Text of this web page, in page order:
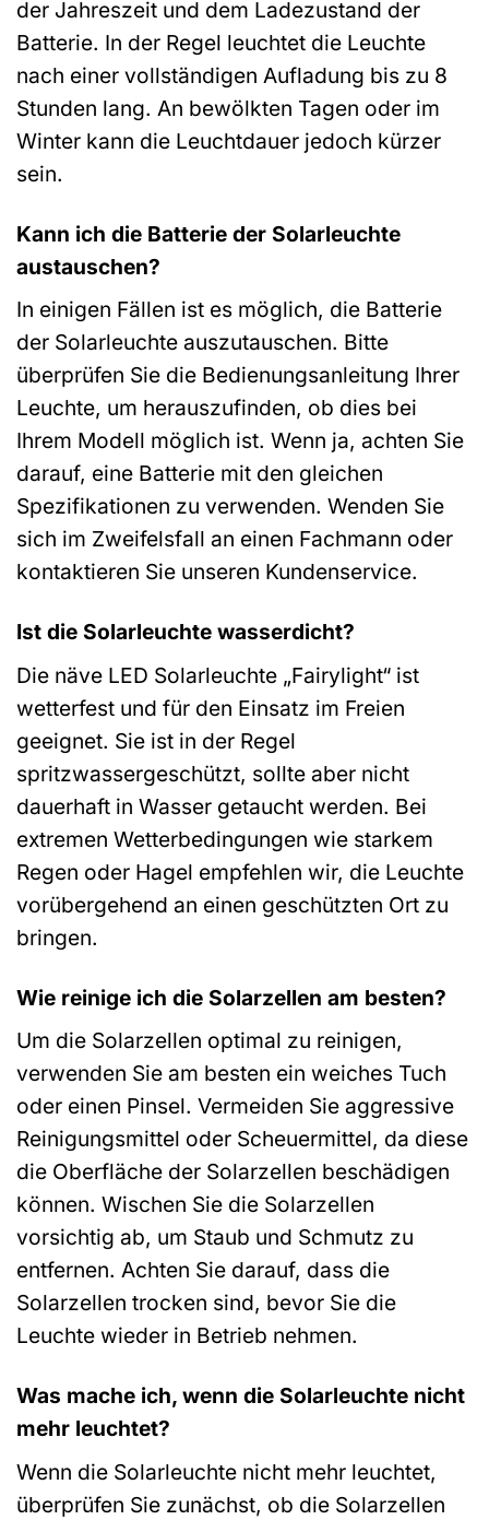
der Jahreszeit und dem Ladezustand der
Batterie. In der Regel leuchtet die Leuchte
nach einer vollständigen Aufladung bis zu 8
Stunden lang. An bewölkten Tagen oder im
Winter kann die Leuchtdauer jedoch kürzer
sein.
Kann ich die Batterie der Solarleuchte
austauschen?
In einigen Fällen ist es möglich, die Batterie
der Solarleuchte auszutauschen. Bitte
überprüfen Sie die Bedienungsanleitung Ihrer
Leuchte, um herauszufinden, ob dies bei
Ihrem Modell möglich ist. Wenn ja, achten Sie
darauf, eine Batterie mit den gleichen
Spezifikationen zu verwenden. Wenden Sie
sich im Zweifelsfall an einen Fachmann oder
kontaktieren Sie unseren Kundenservice.
Ist die Solarleuchte wasserdicht?
Die näve LED Solarleuchte „Fairylight“ ist
wetterfest und für den Einsatz im Freien
geeignet. Sie ist in der Regel
spritzwassergeschützt, sollte aber nicht
dauerhaft in Wasser getaucht werden. Bei
extremen Wetterbedingungen wie starkem
Regen oder Hagel empfehlen wir, die Leuchte
vorübergehend an einen geschützten Ort zu
bringen.
Wie reinige ich die Solarzellen am besten?
Um die Solarzellen optimal zu reinigen,
verwenden Sie am besten ein weiches Tuch
oder einen Pinsel. Vermeiden Sie aggressive
Reinigungsmittel oder Scheuermittel, da diese
die Oberfläche der Solarzellen beschädigen
können. Wischen Sie die Solarzellen
vorsichtig ab, um Staub und Schmutz zu
entfernen. Achten Sie darauf, dass die
Solarzellen trocken sind, bevor Sie die
Leuchte wieder in Betrieb nehmen.
Was mache ich, wenn die Solarleuchte nicht
mehr leuchtet?
Wenn die Solarleuchte nicht mehr leuchtet,
überprüfen Sie zunächst, ob die Solarzellen